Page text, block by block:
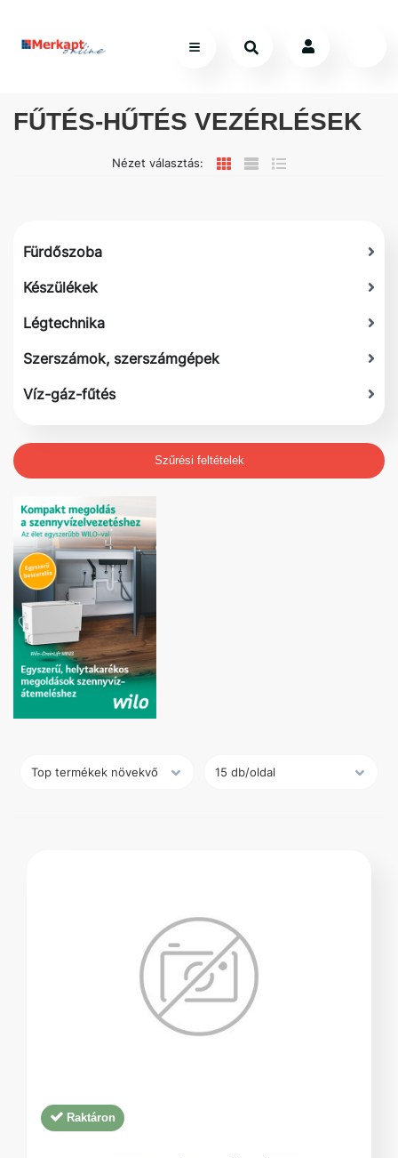
FŰTÉS-HŰTÉS VEZÉRLÉSEK
Nézet választás:
Fürdőszoba
Készülékek
Légtechnika
Szerszámok, szerszámgépek
Víz-gáz-fűtés
Szűrési feltételek
Raktáron